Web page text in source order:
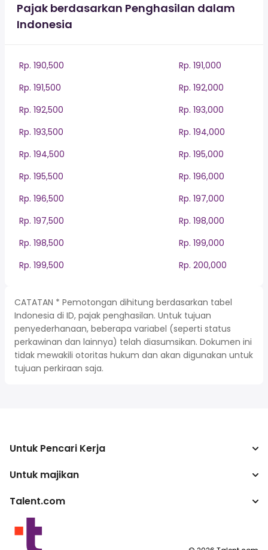
Pajak berdasarkan Penghasilan dalam
Indonesia
Rp. 190,500
Rp. 191,000
Rp. 191,500
Rp. 192,000
Rp. 192,500
Rp. 193,000
Rp. 193,500
Rp. 194,000
Rp. 194,500
Rp. 195,000
Rp. 195,500
Rp. 196,000
Rp. 196,500
Rp. 197,000
Rp. 197,500
Rp. 198,000
Rp. 198,500
Rp. 199,000
Rp. 199,500
Rp. 200,000
CATATAN * Pemotongan dihitung berdasarkan tabel
Indonesia di ID, pajak penghasilan. Untuk tujuan
penyederhanaan, beberapa variabel (seperti status
perkawinan dan lainnya) telah diasumsikan. Dokumen ini
tidak mewakili otoritas hukum dan akan digunakan untuk
tujuan perkiraan saja.
Untuk Pencari Kerja
Mencari pekerjaan
Untuk majikan
Perusahaan
program penerbit
Talent.com
Lebih banyak negara
Ketentuan Layanan